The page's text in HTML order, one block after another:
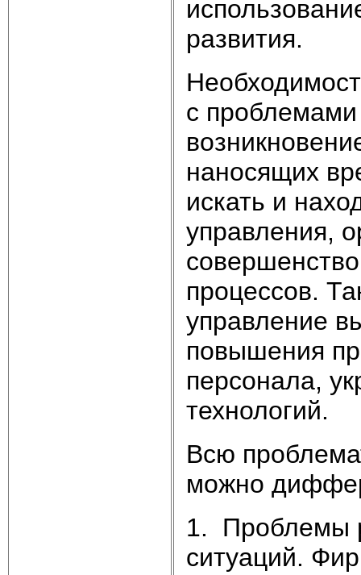
развития.
с
наносящих
искать и
управления,
процессов.
управление
повышения
персонала,
технологий.
Всю
можно
1. Проблемы
ситуаций.